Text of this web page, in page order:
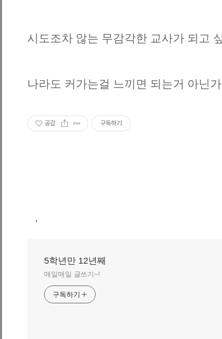
시도조차 않는 무감각한 교사가 되고
나라도 커가는걸 느끼면 되는거 아닌
공감 구독하기
,
5학년만 12년째
매일매일 글쓰기~!
구독하기